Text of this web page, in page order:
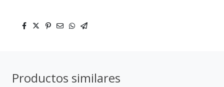
Productos similares